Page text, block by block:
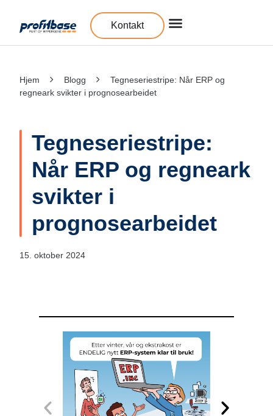
Kontakt
Hjem Blogg
Tegneseriestripe: Når ERP og
regneark svikter i prognosearbeidet
Tegneseriestripe:
Når ERP og regneark
svikter i
prognosearbeidet
15. oktober 2024